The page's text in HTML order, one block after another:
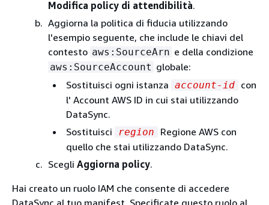
Modifica policy di attendibilità.
Aggiorna la politica di fiducia utilizzando
l'esempio seguente, che include le chiavi del
contesto aws:SourceArn e della condizione
aws:SourceAccount globale:
Sostituisci ogni istanza account-id con
l' Account AWS ID in cui stai utilizzando
DataSync.
Sostituisci
region
Regione AWS con
quello che stai utilizzando DataSync.
Scegli Aggiorna policy.
Hai creato un ruolo IAM che consente di accedere